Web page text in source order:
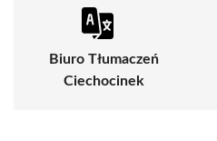
Biuro Tłumaczeń
Ciechocinek